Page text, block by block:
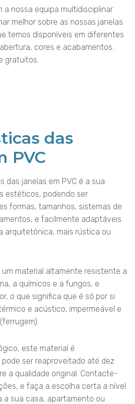
nossa equipa multidisciplinar
melhor sobre as nossas janelas
temos disponíveis em diferentes
cores e acabamentos.
gratuitos.
das
PVC
das janelas em PVC é a sua
estéticos, podendo ser
formas, tamanhos, sistemas de
e facilmente adaptáveis
arquitetónica, mais rústica ou
um material altamente resistente a
a químicos e a fungos, e
o que significa que é só por si
e acústico, impermeável e
este material é
ser reaproveitado até dez
a qualidade original. Contacte-
e faça a escolha certa a nível
a sua casa, apartamento ou